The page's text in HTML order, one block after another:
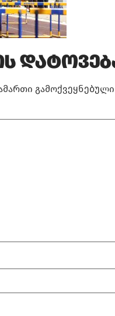
გამოქვეყნებული